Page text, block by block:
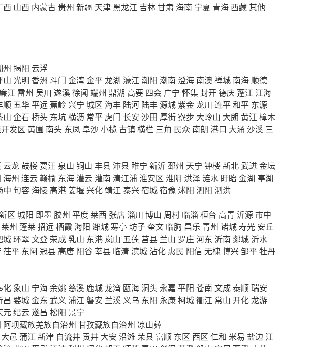
西 山西 内蒙古 贵州 新疆 天津黑龙江 吉林甘肃 海南 宁夏 青海 西藏其他
州 揭阳 云浮
山 光明 香洲 斗门 金湾金平龙湖 濠江 潮阳 潮南 澄海 南澳禅城 南海 顺德
廉江 雷州 吴川 遂溪徐闻 端州 鼎湖 高要 四会 广宁 怀集封开德庆 蓬江 江海
顺 五华平远 蕉岭 兴宁 城区 海丰 陆河 陆丰源城紫金龙川 连平和平 东源
山 企石 桥头 东坑横沥 常平 虎门 长安 沙田 厚街寮步 大岭山 大朗 黄江 樟木
发区 黄圃 南头 东凤阜沙小榄 古镇横栏 三角 民众 南朗 港口 大涌 沙溪 三
云龙鼓楼 贾汪 泉山 铜山 丰县 沛县 睢宁 新沂邳州 天宁 钟楼 新北武进金坛
海州 连云赣榆 东海灌云灌南 清江浦淮安区 淮阴 洪泽 涟水 盱眙金湖 亭湖
中 句容 海陵 高港姜堰兴化靖江 泰兴宿城宿豫 沭阳 泗阳 泗洪
区 城阳 即墨 胶州 平度 莱西 张店 淄川 博山 周村 临淄 桓台 高青 沂源市中
莱州 蓬莱招远 栖霞 海阳 潍城 寒亭 坊子奎文 临朐 昌乐 青州 诸城寿光 安丘
城环翠文登 荣成乳山 东港 岚山 五莲 莒县 兰山 罗庄河东 沂南 郯城 沂水
茌平 东阿冠县 高唐 阳谷莘县 临清滨城 沾化 惠民 阳信无棣博兴邹平牡丹
化 象山 宁海余姚 慈溪 鹿城龙湾 瓯海洞头 永嘉 平阳 苍南 文成泰顺瑞安
昌 婺城金东 武义 浦江 磐安 兰溪 义乌 东阳 永康柯城衢江 常山 开化龙游
元缙云遂昌 松阳 景宁
阿坝藏族羌族自治州 甘孜藏族自治州 凉山彝
大邑 蒲江 新津 自流井 贡井 大安 沿滩 荣县 富顺 东区 西区 仁和 米易 盐边 江